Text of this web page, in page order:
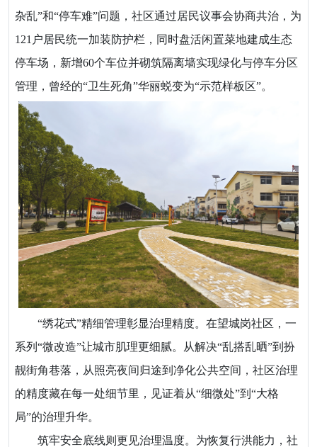
杂乱”和“停车难”问题，社区通过居民议事会协商共治，为
121户居民统一加装防护栏，同时盘活闲置菜地建成生态
停车场，新增60个车位并砌筑隔离墙实现绿化与停车分区
管理，曾经的“卫生死角”华丽蜕变为“示范样板区”。
“绣花式”精细管理彰显治理精度。在望城岗社区，一
系列“微改造”让城市肌理更细腻。从解决“乱搭乱晒”到扮
靓街角巷落，从照亮夜间归途到净化公共空间，社区治理
的精度藏在每一处细节里，见证着从“细微处”到“大格
局”的治理升华。
筑牢安全底线则更见治理温度。为恢复行洪能力，社